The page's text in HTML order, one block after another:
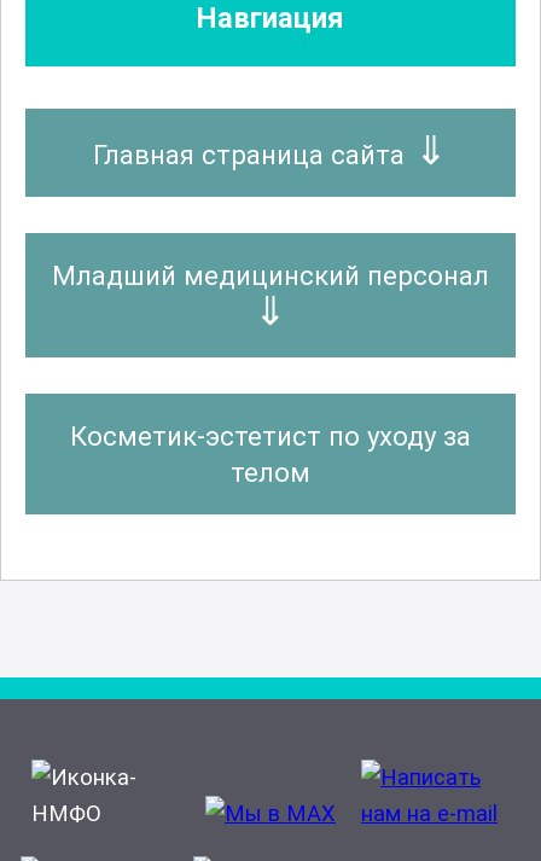
Навгиация
Главная страница сайта
Младший медицинский персонал
Косметик-эстетист по уходу за
телом